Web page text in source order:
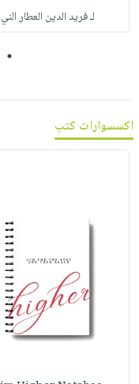
صابون
أطفال
فيديوهات
أسئلة
خدمات
نيل
وفرات
تواصل
الإصدارات
لـ فريد الدين العطار الني
1
اكسسوارات كتب